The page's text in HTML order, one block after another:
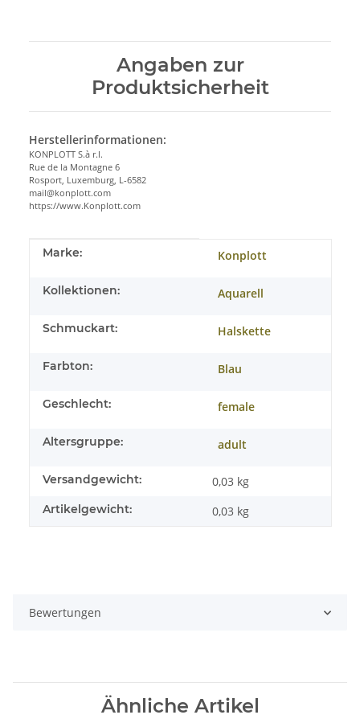
Angaben zur
Produktsicherheit
Herstellerinformationen:
KONPLOTT S.à r.l.
Rue de la Montagne 6
Rosport, Luxemburg, L-6582
mail@konplott.com
https://www.Konplott.com
Produkteigenschaft
Wert
Marke: Konplott
Kollektionen: Aquarell
Schmuckart: Halskette
Farbton: Blau
Geschlecht: female
Altersgruppe: adult
Versandgewicht: 0,03 kg
Artikelgewicht: 0,03 kg
Bewertungen
Ähnliche Artikel